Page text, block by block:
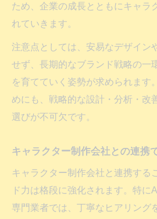
ため、企業の成長とともにキャラ
れていきます。
注意点としては、安易なデザイン
せず、長期的なブランド戦略の一
を育てていく姿勢が求められます
めにも、戦略的な設計・分析・改
選びが不可欠です。
キャラクター制作会社との連携
キャラクター制作会社と連携する
ド力は格段に強化されます。特に
専門業者では、丁寧なヒアリング